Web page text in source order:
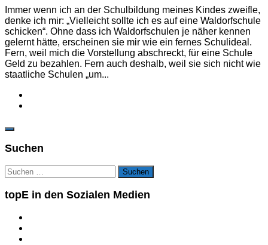
Immer wenn ich an der Schulbildung meines Kindes zweifle,
denke ich mir: „Vielleicht sollte ich es auf eine Waldorfschule
schicken“. Ohne dass ich Waldorfschulen je näher kennen
gelernt hätte, erscheinen sie mir wie ein fernes Schulideal.
Fern, weil mich die Vorstellung abschreckt, für eine Schule
Geld zu bezahlen. Fern auch deshalb, weil sie sich nicht wie
staatliche Schulen „um...
Suchen
Suchen
nach:
topE in den Sozialen Medien